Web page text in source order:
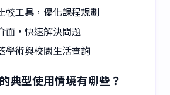
較工具，優化課程規劃
面，快速解決問題
學術與校園生活查詢
典型使用情境有哪些？